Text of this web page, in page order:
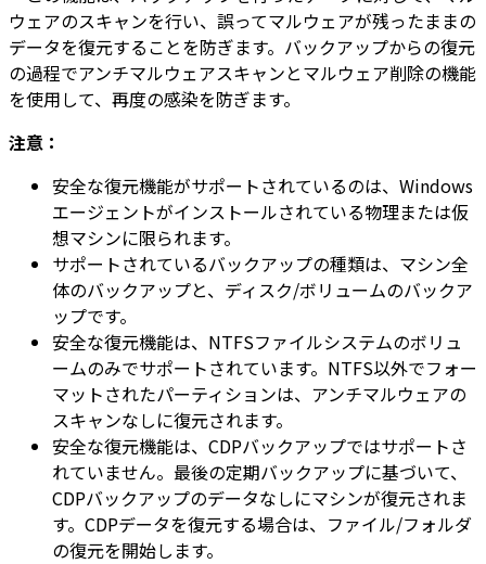
ウェアのスキャンを行い、誤ってマルウェアが残ったままの
データを復元することを防ぎます。バックアップからの復元
の過程でアンチマルウェアスキャンとマルウェア削除の機能
を使用して、再度の感染を防ぎます。
注意：
安全な復元機能がサポートされているのは、Windows
エージェントがインストールされている物理または仮
想マシンに限られます。
サポートされているバックアップの種類は、マシン全
体のバックアップと、ディスク/ボリュームのバックア
ップです。
安全な復元機能は、NTFSファイルシステムのボリュ
ームのみでサポートされています。NTFS以外でフォー
マットされたパーティションは、アンチマルウェアの
スキャンなしに復元されます。
安全な復元機能は、CDPバックアップではサポートさ
れていません。最後の定期バックアップに基づいて、
CDPバックアップのデータなしにマシンが復元されま
す。CDPデータを復元する場合は、ファイル/フォルダ
の復元を開始します。